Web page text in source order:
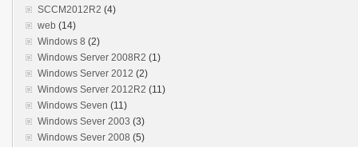
SCCM2012R2 (4)
web (14)
Windows 8 (2)
Windows Server 2008R2 (1)
Windows Server 2012 (2)
Windows Server 2012R2 (11)
Windows Seven (11)
Windows Sever 2003 (3)
Windows Sever 2008 (5)